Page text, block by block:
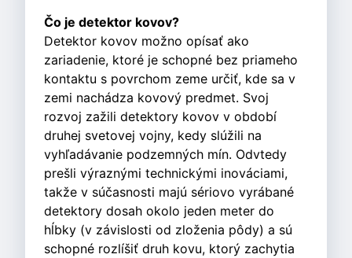
Čo je detektor kovov?
Detektor kovov možno opísať ako
zariadenie, ktoré je schopné bez priameho
kontaktu s povrchom zeme určiť, kde sa v
zemi nachádza kovový predmet. Svoj
rozvoj zažili detektory kovov v období
druhej svetovej vojny, kedy slúžili na
vyhľadávanie podzemných mín. Odvtedy
prešli výraznými technickými inováciami,
takže v súčasnosti majú sériovo vyrábané
detektory dosah okolo jeden meter do
hĺbky (v závislosti od zloženia pôdy) a sú
schopné rozlíšiť druh kovu, ktorý zachytia